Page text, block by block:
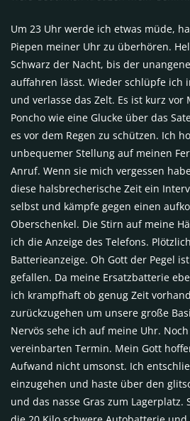
Um 23 Uhr werde ich etwas müde,
Piepen meiner Uhr zu überhören.
Schwarz der Nacht, bis der
auffahren lässt. Wieder schlüpfe ich
und verlasse das Zelt. Es ist kurz
Poncho wie eine Glucke über das
es vor dem Regen zu schützen. Ich
unbequemer Stellung auf meinen
Anruf. Wenn sie mich vergessen
diese halsbrecherische Zeit ein
selbst und kämpfe gegen einen
Oberschenkel. Die Stirn auf meine
ich die Anzeige des Telefons.
Batterieanzeige. Oh Gott der Pegel
gefallen. Da meine Ersatzbatterie
ich krampfhaft ob genug Zeit
zurückzugehen um unsere große
Nervös sehe ich auf meine Uhr.
vereinbarten Termin. Mein Gott
Aufwand nicht umsonst. Ich
einzugehen und haste über den
und das nasse Gras zum